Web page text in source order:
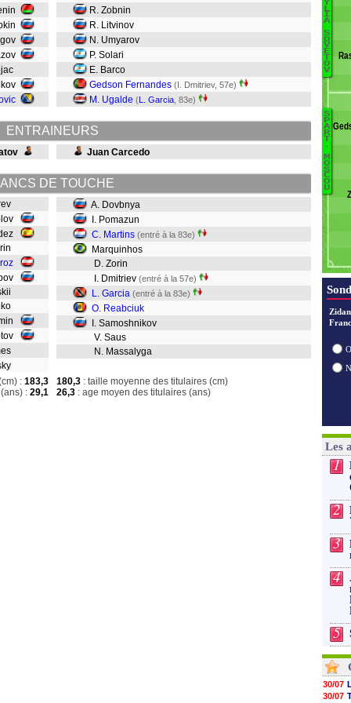
R. Zobnin
R. Litvinov
N. Umyarov
P. Solari
E. Barco
Gedson Fernandes (I. Dmitriev, 57e)
M. Ugalde (L. Garcia , 83e)
ENTRAINEURS
Juan Carcedo
DE TOUCHE
A. Dovbnya
I. Pomazun
C. Martins (entré à la 83e)
Marquinhos
D. Zorin
I. Dmitriev (entré à la 57e)
L. Garcia (entré à la 83e)
O. Reabciuk
I. Samoshnikov
V. Saus
N. Massalyga
: 183,3
: 29,1
180,3 : taille moyenne des titulaires (cm)
26,3 : age moyen des titulaires (ans)
Y
L
I
A
S
O
V
E
T
O
V
S
P
A
R
T
.
M
O
S
C
O
U
Les
1
2
3
4
5
30/07
30/07